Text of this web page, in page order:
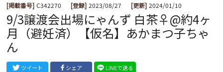
[掲載番号] C342270 [登録] 2023/08/27 [更新] 2024/01/10
9/3譲渡会出場にゃんず 白茶♀@約4ヶ
月（避妊済）【仮名】あかまつ子ちゃ
ん
ツイート シェア LINEで送る